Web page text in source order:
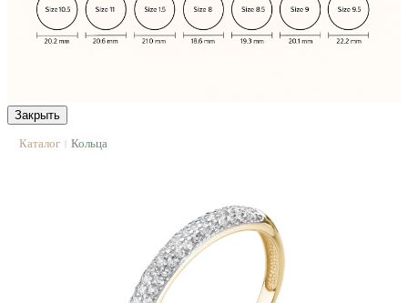
Закрыть
Каталог | Кольца